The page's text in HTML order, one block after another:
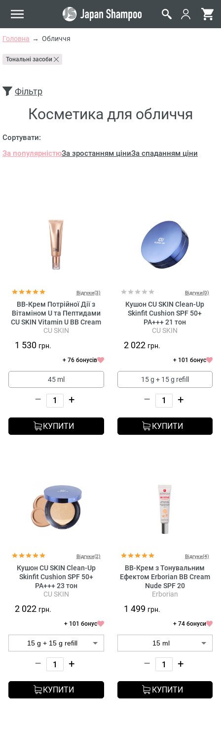
Головна Обличчя
Тональні засоби
Фільтр
Косметика для обличчя
Сортувати:
За популярністюЗа зростанням ціниЗа спаданням ціни
Відгуки(3)
BB-Крем Потрійної Дії з
Вітаміном U та Пептидами
CU SKIN Vitamin U BB Cream
SPF 28 Pa++
CU SKIN
1 530 грн.
+ 76 бонусів
45 ml
– +
КУПИТИ
Відгуки(0)
Кушон CU SKIN Clean-Up
Skinfit Cushion SPF 50+
PA+++ 21 тон
CU SKIN
2 022 грн.
+ 101 бонус
15 g + 15 g refill
– +
КУПИТИ
Відгуки(2)
Кушон CU SKIN Clean-Up
Skinfit Cushion SPF 50+
PA+++ 23 тон
CU SKIN
2 022 грн.
+ 101 бонус
– +
КУПИТИ
Відгуки(4)
BB-Крем з Тонувальним
Ефектом Erborian BB Cream
Nude SPF 20
Erborian
1 499 грн.
+ 74 бонуси
– +
КУПИТИ